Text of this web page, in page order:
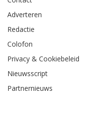
Adverteren
Redactie
Colofon
Privacy & Cookiebeleid
Nieuwsscript
Partnernieuws